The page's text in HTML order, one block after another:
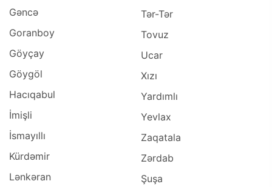
Gəncə
Goranboy
Göyçay
Göygöl
Hacıqabul
İmişli
İsmayıllı
Kürdəmir
Lənkəran
Tər-Tər
Tovuz
Ucar
Xızı
Yardımlı
Yevlax
Zaqatala
Zərdab
Şuşa